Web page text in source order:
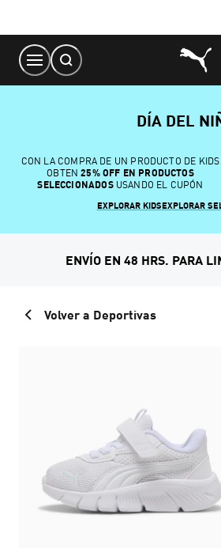
Content
DÍA DEL
CON LA COMPRA DE UN PRODUCTO DE KIDS
OBTEN 25% OFF EN PRODUCTOS
SELECCIONADOSUSANDO EL CUPÓN
EXPLORAR KIDSEXPLORAR
ENVÍO EN 48 HRS. PARA
Volver a Deportivas